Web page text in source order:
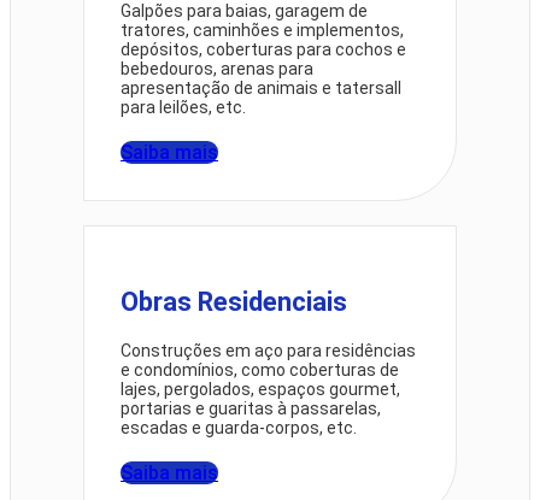
Galpões para baias, garagem de
tratores, caminhões e implementos,
depósitos, coberturas para cochos e
bebedouros, arenas para
apresentação de animais e tatersall
para leilões, etc.
Saiba mais
Obras Residenciais
Construções em aço para residências
e condomínios, como coberturas de
lajes, pergolados, espaços gourmet,
portarias e guaritas à passarelas,
escadas e guarda-corpos, etc.
Saiba mais